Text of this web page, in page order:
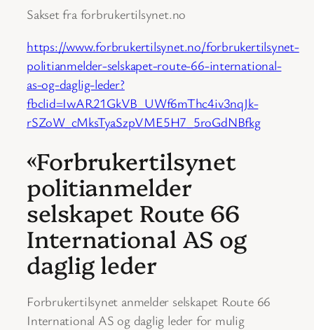
Sakset fra forbrukertilsynet.no
https://www.forbrukertilsynet.no/forbrukertilsynet-
politianmelder-selskapet-route-66-international-
as-og-daglig-leder?
fbclid=IwAR21GkVB_UWf6mThc4iv3nqJk-
rSZoW_cMksTyaSzpVME5H7_5roGdNBfkg
«Forbrukertilsynet
politianmelder
selskapet Route 66
International AS og
daglig leder
Forbrukertilsynet anmelder selskapet Route 66
International AS og daglig leder for mulig